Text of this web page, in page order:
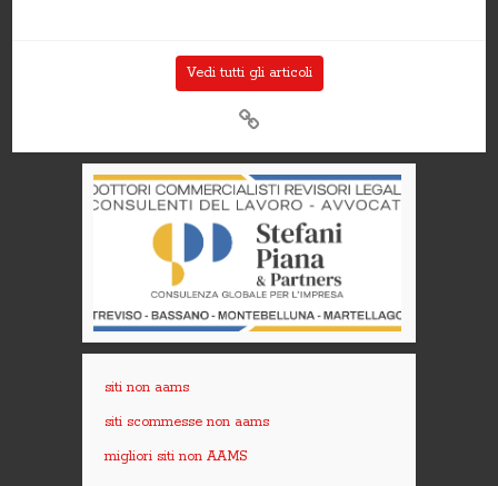
Vedi tutti gli articoli
siti non aams
siti scommesse non aams
migliori siti non AAMS